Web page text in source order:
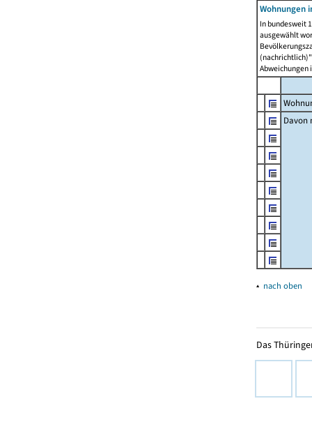
Wohnungen
In bundesweit
ausgewählt
Abweichungen
Davon
▴ nach oben
Das